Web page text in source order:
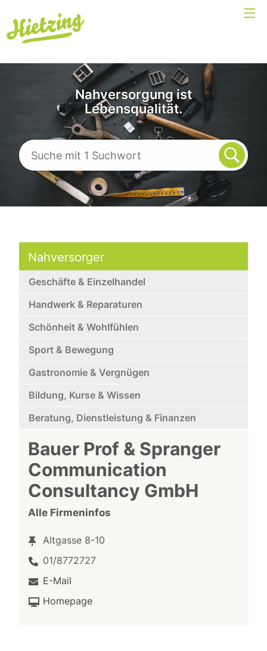
Nahversorgung ist
Lebensqualität.
Nahversorger
Geschäfte & Einzelhandel
Handwerk & Reparaturen
Schönheit & Wohlfühlen
Sport & Bewegung
Gastronomie & Vergnügen
Bildung, Kurse & Wissen
Beratung, Dienstleistung & Finanzen
Bauer Prof & Spranger
Communication
Consultancy GmbH
Alle Firmeninfos
Altgasse 8-10
01/8772727
E-Mail
Homepage